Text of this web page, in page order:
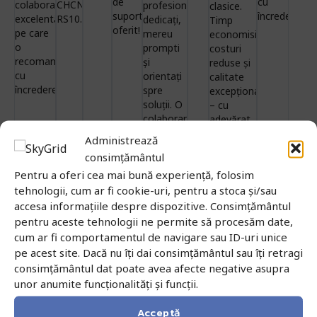
Administrează
consimțământul
Pentru a oferi cea mai bună experiență, folosim
tehnologii, cum ar fi cookie-uri, pentru a stoca și/sau
accesa informațiile despre dispozitive. Consimțământul
pentru aceste tehnologii ne permite să procesăm date,
cum ar fi comportamentul de navigare sau ID-uri unice
pe acest site. Dacă nu îți dai consimțământul sau îți retragi
consimțământul dat poate avea afecte negative asupra
unor anumite funcționalități și funcții.
Acceptă
colaborare
excelentă,
pe care
o
recomandăm
cu
încredere!
CHCNAV
RS10.
suportul
oferit!
profesioniști
dedicați,
mereu
prompti
și
orientați
spre
soluții. O
colaborare
aduce
valoare
pe
termen
lung!
clasice.
Timp
economisit,
costuri
reduse și
calitate
excepțională
– cu
adevărat
realitate!
încredere!
Produse similare